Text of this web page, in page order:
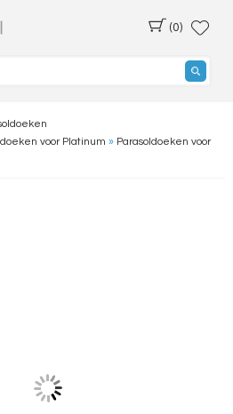
(0)
voor Platinum » Parasoldoeken voor